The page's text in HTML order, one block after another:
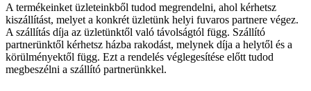
A termékeinket üzleteinkből tudod megrendelni, ahol kérhetsz
kiszállítást, melyet a konkrét üzletünk helyi fuvaros partnere végez.
A szállítás díja az üzletünktől való távolságtól függ. Szállító
partnerünktől kérhetsz házba rakodást, melynek díja a helytől és a
körülményektől függ. Ezt a rendelés véglegesítése előtt tudod
megbeszélni a szállító partnerünkkel.